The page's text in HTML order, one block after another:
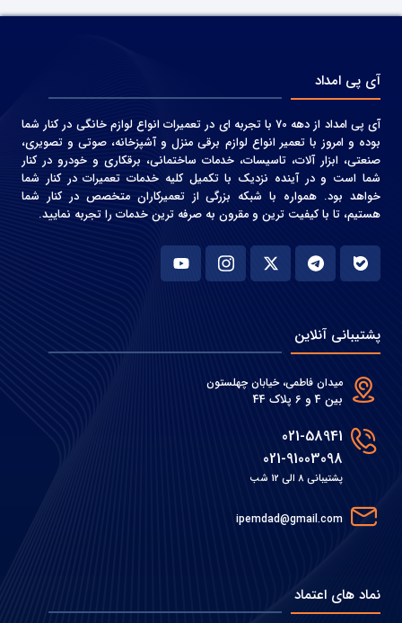
آی پی امداد
آی پی امداد از دهه 70 با تجربه ای در تعمیرات انواع لوازم خانگی در کنار شما
بوده و امروز با تعمیر انواع لوازم برقی منزل و آشپزخانه، صوتی و‌ تصویری،
صنعتی، ابزار آلات، تاسیسات، خدمات ساختمانی، برقکاری و خودرو در کنار
شما است و در آینده نزدیک با تکمیل کلیه خدمات تعمیرات در کنار شما
خواهد بود. همواره با شبکه بزرگی از تعمیرکاران متخصص در کنار شما
هستیم، تا با کیفیت ترین و مقرون به صرفه ترین خدمات را تجربه نمایید.
پشتیبانی آنلاین
میدان فاطمی، خیابان چهلستون
بین 4 و 6 پلاک 44
021-58941
021-91003098
پشتیبانی 8 الی 12 شب
ipemdad@gmail.com
نماد های اعتماد